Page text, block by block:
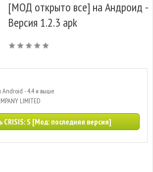
[МОД открыто все] на Андроид -
Версия 1.2.3 apk
Android - 4.4 и выше
LIMITED
CRISIS: S [Мод: последняя версия]